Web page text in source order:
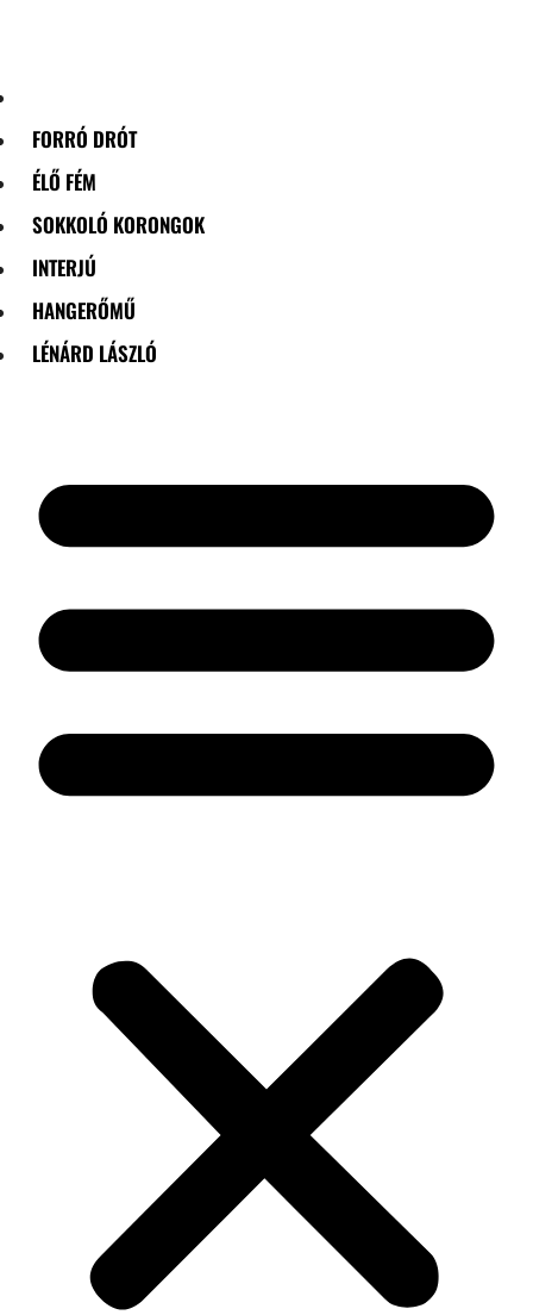
FORRÓ DRÓT
ÉLŐ FÉM
SOKKOLÓ KORONGOK
INTERJÚ
HANGERŐMŰ
LÉNÁRD LÁSZLÓ